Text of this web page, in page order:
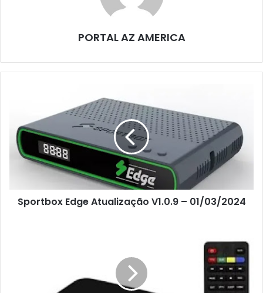
PORTAL AZ AMERICA
Sportbox Edge Atualização V1.0.9 – 01/03/2024